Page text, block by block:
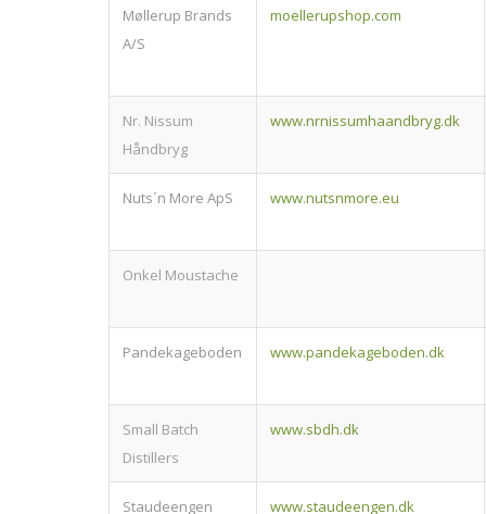
Møllerup Brands
A/S
moellerupshop.com
Nr. Nissum
Håndbryg
www.nrnissumhaandbryg.dk
Nuts´n More ApS www.nutsnmore.eu
Onkel Moustache
Pandekageboden www.pandekageboden.dk
Small Batch
Distillers
www.sbdh.dk
Staudeengen www.staudeengen.dk